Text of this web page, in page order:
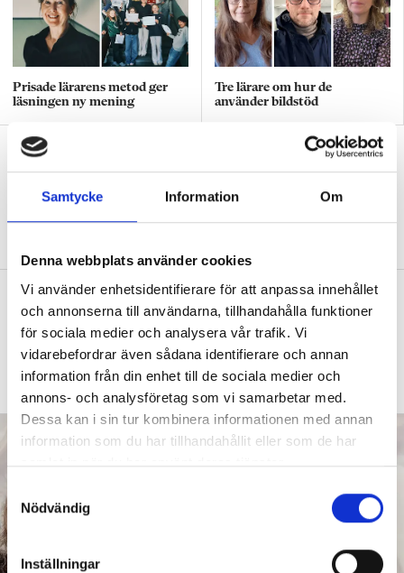
Samtycke Information Om
Denna webbplats använder cookies
Vi använder enhetsidentifierare för att anpassa innehållet
och annonserna till användarna, tillhandahålla funktioner
för sociala medier och analysera vår trafik. Vi
vidarebefordrar även sådana identifierare och annan
information från din enhet till de sociala medier och
annons- och analysföretag som vi samarbetar med.
Dessa kan i sin tur kombinera informationen med annan
information som du har tillhandahållit eller som de har
samlat in när du har använt deras tjänster.
a
m
t
Nödvändig
Inställningar
Prisade lärarens metod ger
läsningen ny mening
Tre lärare om hur de
använder bildstöd
Därför väcker skrivuppgifter motvilja
hos elever
FORSKNINGForskaren: Bekymmersamt
eftersom de då inte heller lär sig så mycket.
Intensivträning stärker flerspråkiga
elevers ordförråd
SPRÅKSVEKET”Kan du inte landets språk
hamnar du i ett utanförskap.”